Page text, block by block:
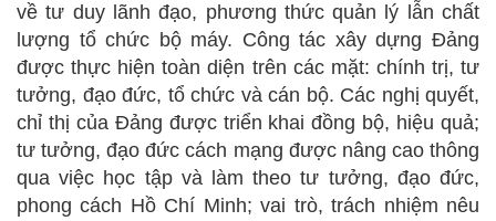
về tư duy lãnh đạo, phương thức quản lý lẫn chất
lượng tổ chức bộ máy. Công tác xây dựng Đảng
được thực hiện toàn diện trên các mặt: chính trị, tư
tưởng, đạo đức, tổ chức và cán bộ. Các nghị quyết,
chỉ thị của Đảng được triển khai đồng bộ, hiệu quả;
tư tưởng, đạo đức cách mạng được nâng cao thông
qua việc học tập và làm theo tư tưởng, đạo đức,
phong cách Hồ Chí Minh; vai trò, trách nhiệm nêu